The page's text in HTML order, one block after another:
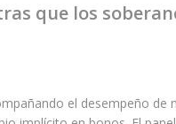
que los
el desempeño